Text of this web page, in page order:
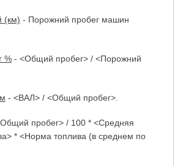
(км) - Порожний пробег машин
% - <Общий пробег> / <Порожний
- <ВАЛ> / <Общий пробег>.
пробег> / 100 * <Средняя
* <Норма топлива (в среднем по